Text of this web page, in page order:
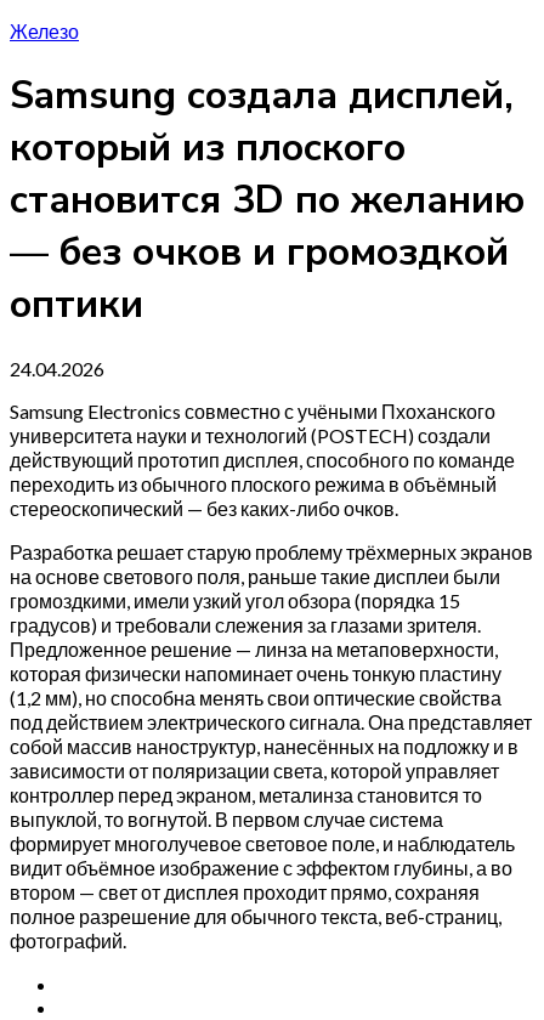
Железо
Samsung создала дисплей,
который из плоского
становится 3D по желанию
— без очков и громоздкой
оптики
24.04.2026
Samsung Electronics совместно с учёными Пхоханского
университета науки и технологий (POSTECH) создали
действующий прототип дисплея, способного по команде
переходить из обычного плоского режима в объёмный
стереоскопический — без каких-либо очков.
Разработка решает старую проблему трёхмерных экранов
на основе светового поля, раньше такие дисплеи были
громоздкими, имели узкий угол обзора (порядка 15
градусов) и требовали слежения за глазами зрителя.
Предложенное решение — линза на метаповерхности,
которая физически напоминает очень тонкую пластину
(1,2 мм), но способна менять свои оптические свойства
под действием электрического сигнала. Она представляет
собой массив наноструктур, нанесённых на подложку и в
зависимости от поляризации света, которой управляет
контроллер перед экраном, металинза становится то
выпуклой, то вогнутой. В первом случае система
формирует многолучевое световое поле, и наблюдатель
видит объёмное изображение с эффектом глубины, а во
втором — свет от дисплея проходит прямо, сохраняя
полное разрешение для обычного текста, веб-страниц,
фотографий.